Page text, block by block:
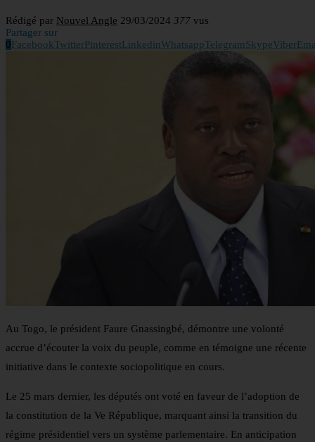
Rédigé par Nouvel Angle 29/03/2024 377 vus
Partager sur
0FacebookTwitterPinterestLinkedinWhatsappTelegramSkypeViber
Au Togo, le président Faure Gnassingbé, démontre une volonté
accrue d’écouter la voix du peuple, comme en témoigne une récente
initiative dans le contexte sociopolitique en cours.
Le 25 mars dernier, les députés ont voté en faveur de l’adoption de
la constitution de la Ve République, marquant ainsi la transition du
régime présidentiel vers un système parlementaire. En anticipation